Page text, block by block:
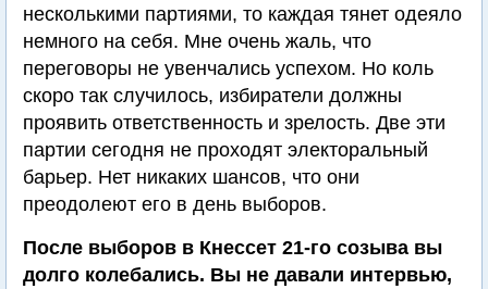
несколькими партиями, то каждая тянет одеяло
немного на себя. Мне очень жаль, что
переговоры не увенчались успехом. Но коль
скоро так случилось, избиратели должны
проявить ответственность и зрелость. Две эти
партии сегодня не проходят электоральный
барьер. Нет никаких шансов, что они
преодолеют его в день выборов.
После выборов в Кнессет 21-го созыва вы
долго колебались. Вы не давали интервью,